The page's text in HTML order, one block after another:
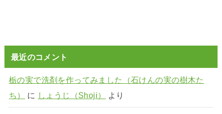
最近のコメント
栃の実で洗剤を作ってみました（石けんの実の樹木た
ち）
に しょうじ（Shoji） より